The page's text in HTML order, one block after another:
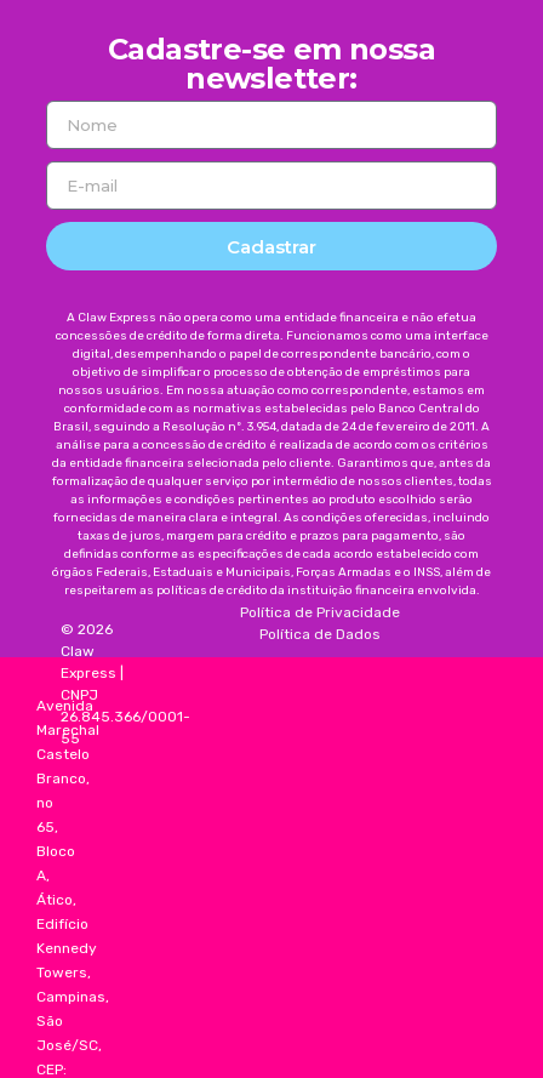
Cadastre-se em nossa
newsletter:
Cadastrar
A Claw Express não opera como uma entidade financeira e não efetua
concessões de crédito de forma direta. Funcionamos como uma interface
digital, desempenhando o papel de correspondente bancário, com o
objetivo de simplificar o processo de obtenção de empréstimos para
nossos usuários. Em nossa atuação como correspondente, estamos em
conformidade com as normativas estabelecidas pelo Banco Central do
Brasil, seguindo a Resolução nº. 3.954, datada de 24 de fevereiro de 2011. A
análise para a concessão de crédito é realizada de acordo com os critérios
da entidade financeira selecionada pelo cliente. Garantimos que, antes da
formalização de qualquer serviço por intermédio de nossos clientes, todas
as informações e condições pertinentes ao produto escolhido serão
fornecidas de maneira clara e integral. As condições oferecidas, incluindo
taxas de juros, margem para crédito e prazos para pagamento, são
definidas conforme as especificações de cada acordo estabelecido com
órgãos Federais, Estaduais e Municipais, Forças Armadas e o INSS, além de
respeitarem as políticas de crédito da instituição financeira envolvida.
Avenida
Marechal
Castelo
Branco,
no
65,
Bloco
A,
Ático,
Edifício
Kennedy
Towers,
Campinas,
São
José/SC,
CEP:
© 2026
Claw
Express
CNPJ
26.845.366/0001-
55
Política de Privacidade
Política de Dados